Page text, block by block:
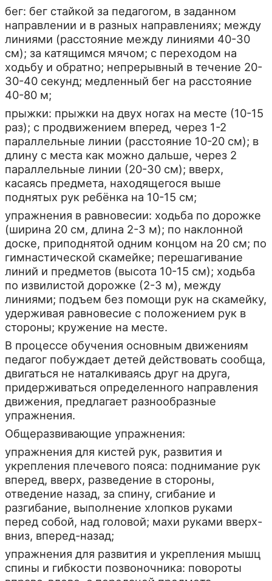
бег: бег стайкой за педагогом, в заданном
направлении и в разных направлениях; между
линиями (расстояние между линиями 40-30
см); за катящимся мячом; с переходом на
ходьбу и обратно; непрерывный в течение 20-
30-40 секунд; медленный бег на расстояние
40-80 м;
прыжки: прыжки на двух ногах на месте (10-15
раз); с продвижением вперед, через 1-2
параллельные линии (расстояние 10-20 см); в
длину с места как можно дальше, через 2
параллельные линии (20-30 см); вверх,
касаясь предмета, находящегося выше
поднятых рук ребёнка на 10-15 см;
упражнения в равновесии: ходьба по дорожке
(ширина 20 см, длина 2-3 м); по наклонной
доске, приподнятой одним концом на 20 см; по
гимнастической скамейке; перешагивание
линий и предметов (высота 10-15 см); ходьба
по извилистой дорожке (2-3 м), между
линиями; подъем без помощи рук на скамейку,
удерживая равновесие с положением рук в
стороны; кружение на месте.
В процессе обучения основным движениям
педагог побуждает детей действовать сообща,
двигаться не наталкиваясь друг на друга,
придерживаться определенного направления
движения, предлагает разнообразные
упражнения.
Общеразвивающие упражнения:
упражнения для кистей рук, развития и
укрепления плечевого пояса: поднимание рук
вперед, вверх, разведение в стороны,
отведение назад, за спину, сгибание и
разгибание, выполнение хлопков руками
перед собой, над головой; махи руками вверх-
вниз, вперед-назад;
упражнения для развития и укрепления мышц
спины и гибкости позвоночника: повороты